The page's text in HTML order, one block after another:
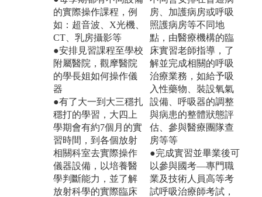
的實際操作課程，例
如：超音波、X光機、
CT、乳房攝影等
●安排見習課程至學校
附屬醫院，觀摩醫院
的學長姐如何操作儀
器
●有了大一到大三穩扎
穩打的學習，大四上
學期會有約7個月的實
習時間，到各個放射
相關科室去實際操作
儀器設備，以培養醫
學判斷能力，並了解
放射科學的實際臨床
房、加護病房或呼吸
照護病房等不同地
點，由醫療機構的臨
床實習老師指導，了
解並完成相關的呼吸
治療業務，如給予吸
入性藥物、裝設氧氣
設備、呼吸器的調整
與病患的整體狀態評
估、參與醫療團隊查
房等等
●完成實習並畢業後可
以參與國考—專門職
業及技術人員高等考
試呼吸治療師考試，